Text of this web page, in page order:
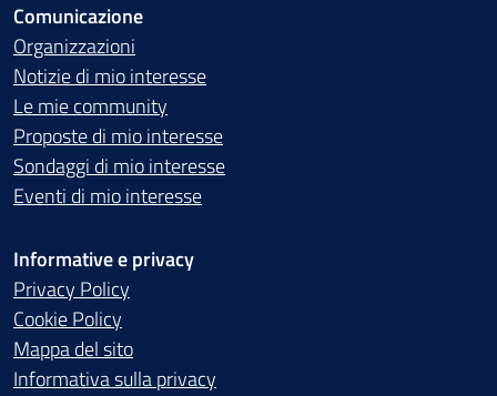
Comunicazione
Organizzazioni
Notizie di mio interesse
Le mie community
Proposte di mio interesse
Sondaggi di mio interesse
Eventi di mio interesse
Informative e privacy
Privacy Policy
Cookie Policy
Mappa del sito
Informativa sulla privacy